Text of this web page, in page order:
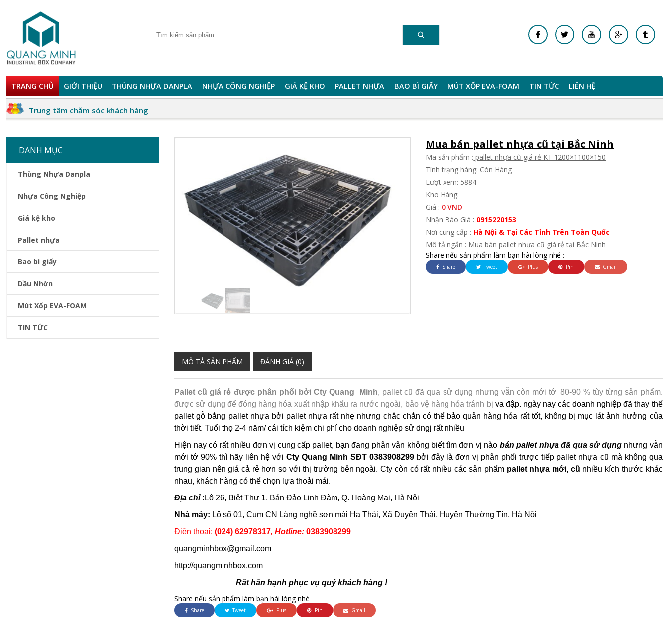
TRANG CHỦ GIỚI THIỆU THÙNG NHỰA DANPLA NHỰA CÔNG NGHIỆP GIÁ KỆ KHO PALLET NHỰA BAO BÌ GIẤY MÚT XỐP EVA-FOAM TIN TỨC LIÊN HỆ
Trung tâm chăm sóc khách hàng
DANH MỤC
Thùng Nhựa Danpla
Nhựa Công Nghiệp
Giá kệ kho
Pallet nhựa
Bao bì giấy
Dầu Nhờn
Mút Xốp EVA-FOAM
TIN TỨC
Mua bán pallet nhựa cũ tại Bắc Ninh
Mã sản phẩm : pallet nhựa cũ giá rẻ KT 1200×1100×150
Tình trạng hàng: Còn Hàng
Lượt xem: 5884
Kho Hàng:
Giá : 0 VND
Nhận Báo Giá : 0915220153
Nơi cung cấp : Hà Nội & Tại Các Tỉnh Trên Toàn Quốc
Mô tả ngắn : Mua bán pallet nhựa cũ giá rẻ tại Bắc Ninh
Share nếu sản phẩm làm bạn hài lòng nhé :
Share Tweet Plus Pin Gmail
MÔ TẢ SẢN PHẨM ĐÁNH GIÁ (0)
Pallet cũ giá rẻ được phân phối bởi Cty Quang Minh, pallet cũ đã qua sử dụng nhưng vẫn còn mới tới 80-90 % tùy từng sản phẩm.
được sử dụng để đóng hàng hóa xuất nhập khẩu ra nước ngoài, bảo vệ hàng hóa tránh bị va đập. ngày nay các doanh nghiệp đã thay thế
pallet gỗ bằng pallet nhựa bởi pallet nhựa rất nhẹ nhưng chắc chắn có thể bảo quản hàng hóa rất tốt, không bị mục lát ảnh hưởng của
thời tiết. Tuổi thọ 2-4 năm/ cái tích kiệm chi phí cho doanh nghiệp sử dngj rất nhiều
Hiện nay có rất nhiều đơn vị cung cấp pallet, bạn đang phân vân không biết tìm đơn vị nào bán pallet nhựa đã qua sử dụngnhưng vẫn
mới tớ 90% thì hãy liên hệ vớiCty Quang Minh SĐT 0383908299 bởi đây là đơn vị phân phối trược tiếp pallet nhựa cũ mà không qua
trung gian nên giá cả rẻ hơn so với thị trường bên ngoài. Cty còn có rất nhiều các sản phẩm pallet nhựa mới, cũ nhiều kích thước khác
nhau, khách hàng có thể chọn lựa thoải mái.
Địa chỉ : Lô 26, Biệt Thự 1, Bán Đảo Linh Đàm, Q. Hoàng Mai, Hà Nội
Nhà máy: Lô số 01, Cụm CN Làng nghề sơn mài Hạ Thái, Xã Duyên Thái, Huyện Thường Tín, Hà Nội
Điện thoại:(024) 62978317, Hotline: 0383908299
quangminhbox@gmail.com
http://quangminhbox.com
Rất hân hạnh phục vụ quý khách hàng !
Share nếu sản phẩm làm bạn hài lòng nhé
Share Tweet Plus Pin Gmail